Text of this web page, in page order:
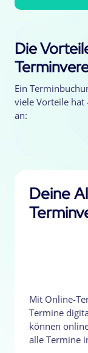
Die
Ein
viele Vorteile hat
an:
Deine
Mit Online-
Termine
können
alle Termine